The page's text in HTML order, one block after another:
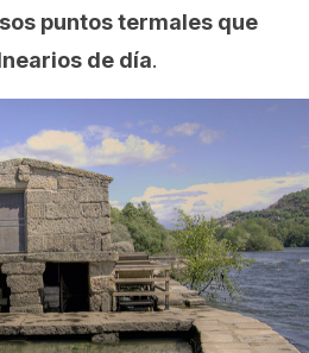
puntos termales que
de día.